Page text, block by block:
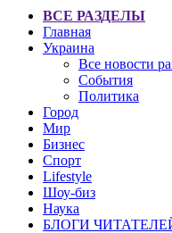
ВСЕ РАЗДЕЛЫ
Главная
Украина
Все новости
События
Политика
Город
Мир
Бизнес
Спорт
Lifestyle
Шоу-биз
Наука
БЛОГИ